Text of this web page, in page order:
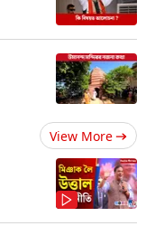
View More